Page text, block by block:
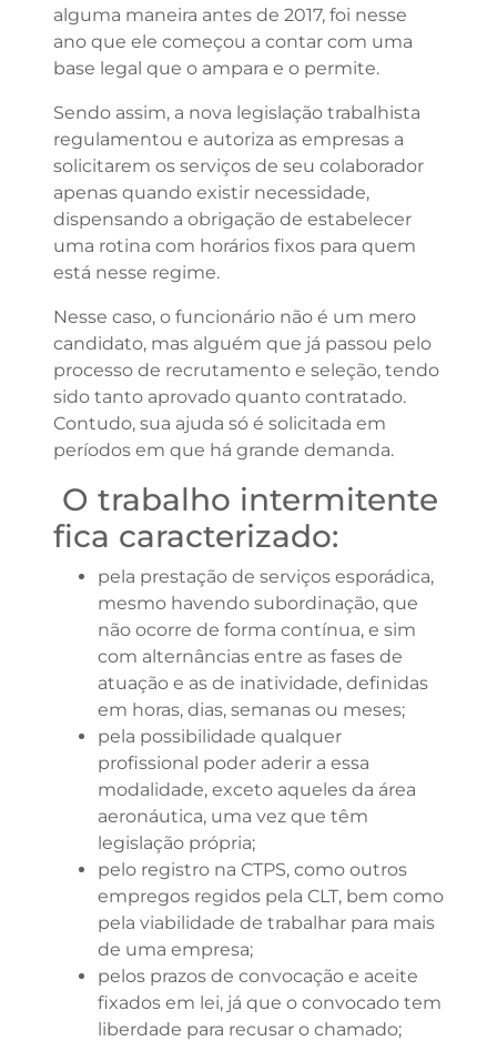
alguma maneira antes de 2017, foi nesse
ano que ele começou a contar com uma
base legal que o ampara e o permite.
Sendo assim, a nova legislação trabalhista
regulamentou e autoriza as empresas a
solicitarem os serviços de seu colaborador
apenas quando existir necessidade,
dispensando a obrigação de estabelecer
uma rotina com horários fixos para quem
está nesse regime.
Nesse caso, o funcionário não é um mero
candidato, mas alguém que já passou pelo
processo de recrutamento e seleção, tendo
sido tanto aprovado quanto contratado.
Contudo, sua ajuda só é solicitada em
períodos em que há grande demanda.
O trabalho intermitente
fica caracterizado:
pela prestação de serviços esporádica,
mesmo havendo subordinação, que
não ocorre de forma contínua, e sim
com alternâncias entre as fases de
atuação e as de inatividade, definidas
em horas, dias, semanas ou meses;
pela possibilidade qualquer
profissional poder aderir a essa
modalidade, exceto aqueles da área
aeronáutica, uma vez que têm
legislação própria;
pelo registro na CTPS, como outros
empregos regidos pela CLT, bem como
pela viabilidade de trabalhar para mais
de uma empresa;
pelos prazos de convocação e aceite
fixados em lei, já que o convocado tem
liberdade para recusar o chamado;